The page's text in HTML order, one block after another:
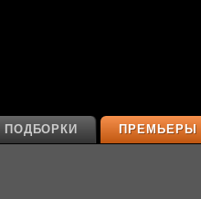
ПРЕМЬЕРЫ
ПОДБОРКИ